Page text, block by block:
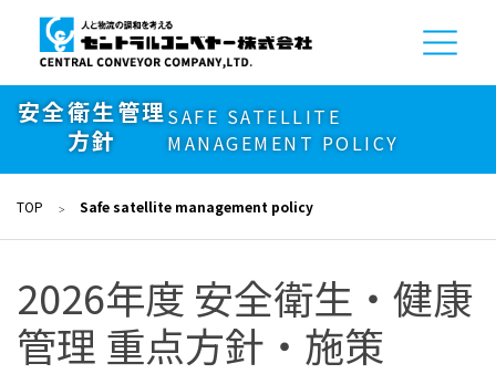
安全衛生管理
方針
SAFE SATELLITE
MANAGEMENT POLICY
TOP Safe satellite management policy
2026年度 安全衛生・健康
管理 重点方針・施策